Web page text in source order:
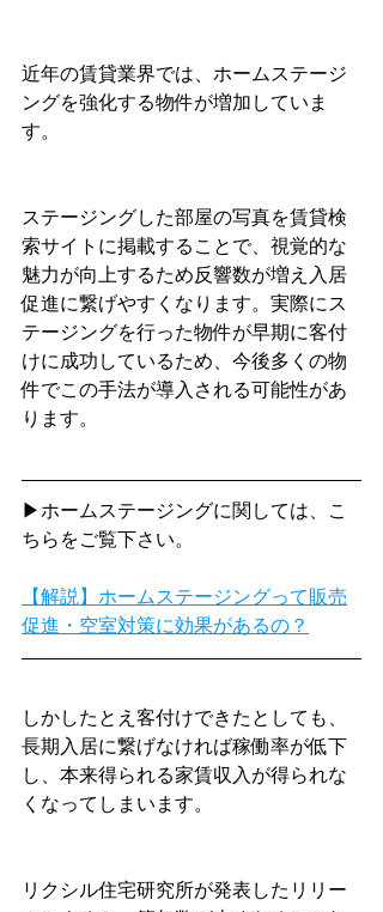
近年の賃貸業界では、ホームステージ
ングを強化する物件が増加していま
す。
ステージングした部屋の写真を賃貸検
索サイトに掲載することで、視覚的な
魅力が向上するため反響数が増え入居
促進に繋げやすくなります。実際にス
テージングを行った物件が早期に客付
けに成功しているため、今後多くの物
件でこの手法が導入される可能性があ
ります。
▶ホームステージングに関しては、こ
ちらをご覧下さい。
【解説】ホームステージングって販売
促進・空室対策に効果があるの？
しかしたとえ客付けできたとしても、
長期入居に繋げなければ稼働率が低下
し、本来得られる家賃収入が得られな
くなってしまいます。
リクシル住宅研究所が発表したリリー